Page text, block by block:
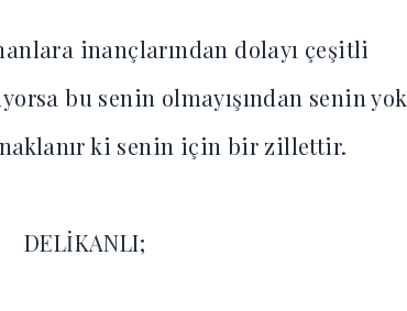
inançlarından dolayı çeşitli
bu senin olmayışından senin yok
ki senin için bir zillettir.
DELİKANLI;